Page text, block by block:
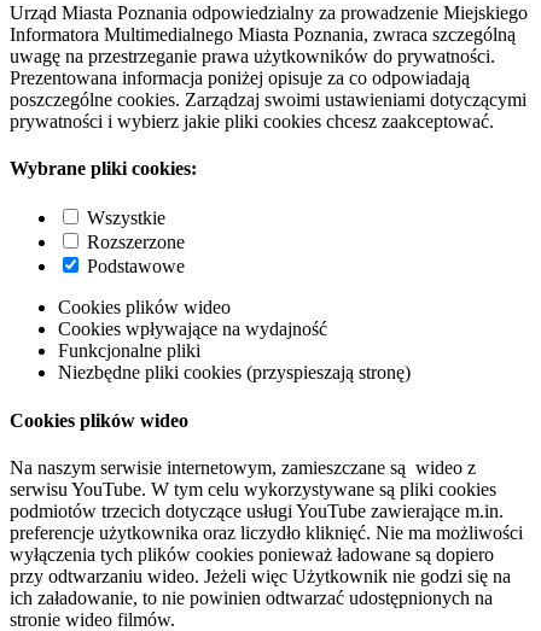
Urząd Miasta Poznania odpowiedzialny za prowadzenie Miejskiego
Informatora Multimedialnego Miasta Poznania, zwraca szczególną
uwagę na przestrzeganie prawa użytkowników do prywatności.
Prezentowana informacja poniżej opisuje za co odpowiadają
poszczególne cookies. Zarządzaj swoimi ustawieniami dotyczącymi
prywatności i wybierz jakie pliki cookies chcesz zaakceptować.
Wybrane pliki cookies:
Wszystkie
Rozszerzone
Podstawowe
Cookies plików wideo
Cookies wpływające na wydajność
Funkcjonalne pliki
Niezbędne pliki cookies (przyspieszają stronę)
Cookies plików wideo
Na naszym serwisie internetowym, zamieszczane są wideo z
serwisu YouTube. W tym celu wykorzystywane są pliki cookies
podmiotów trzecich dotyczące usługi YouTube zawierające m.in.
preferencje użytkownika oraz liczydło kliknięć. Nie ma możliwości
wyłączenia tych plików cookies ponieważ ładowane są dopiero
przy odtwarzaniu wideo. Jeżeli więc Użytkownik nie godzi się na
ich załadowanie, to nie powinien odtwarzać udostępnionych na
stronie wideo filmów.